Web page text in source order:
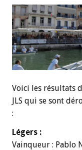
Voici les résultats
JLS qui se sont
:
Légers :
Vainqueur : Pablo